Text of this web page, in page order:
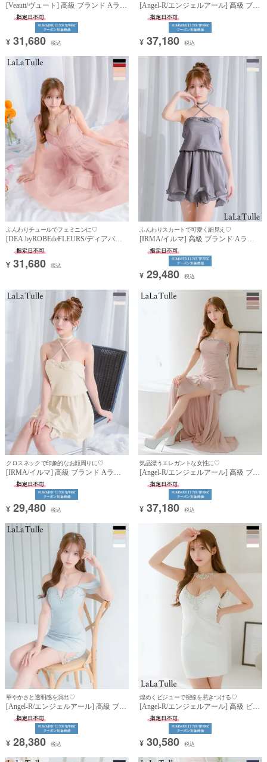
[Veautt/ヴュート] 高級 ブランド Aライ
ン膝丈ドレス ベア キャミソール 2way
ワンカラー 大人 ウエストマーク バス
トタック (らむ着用)
¥ 31,680 税込
[Angel-R/エンジェルアール] 高級 ブラ
ンド タイトロングドレス 大人 スリッ
ト キャミソール ベアトップ 2way フ
リル ラメ ビジュー (らむ着用)
¥ 37,180 税込
ふんわりチュールでフェミニンに♡
[DEA.byROBEdeFLEURS/ディアバイ
ローブドフルール] 高級 ブランド Aラ
インロングドレス キャミソール ウエ
ストベルト ショルダーリボン チュー
¥ 31,680 税込
ふんわりスカートで可愛く細見え♡
[IRMA/イルマ] 高級 ブランド Aライ
ンミニドレス 背中魅せ ホルターネッ
ク 2way バストリボン ビジュー フリ
ル (らむ着用)
¥ 29,480 税込
クロスネックで印象的なお顔周りに♡
[IRMA/イルマ] 高級 ブランド Aライ
ンミニドレス 背中魅せ ホルターネッ
ク 2way バストリボン ビジュー フリ
ル (らむ着用)
¥ 29,480 税込
気品漂うエレガントな女性に♡
[Angel-R/エンジェルアール] 高級 ブラ
ンド タイトロングドレス 大人 スリッ
ト キャミソール ベアトップ 2way フ
リル ラメ ビジュー (らむ着用)
¥ 37,180 税込
華やかさと透明感を演出♡
[Angel-R/エンジェルアール] 高級 ブラ
ンド タイトミニドレス 谷間 肩出し 二
の腕カバー くびれ透け ビジュー ワン
カラー バストカット (らむ着用)
¥ 28,380 税込
煌めくビジューで視線を惹きつける♡
[Angel-R/エンジェルアール] 高級 ビジ
ューホルターネック バストコード 谷
間魅せ パールチェーン セクシー タイ
トミニドレス (らむ着用)
¥ 30,580 税込